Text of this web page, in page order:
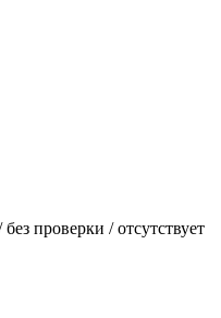
проверки / отсутствует